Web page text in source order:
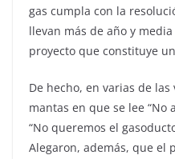
gas cumpla con la
llevan más de año y
proyecto que constituye
De hecho, en varias de
mantas en que se lee “No
“No queremos el
Alegaron, además, que el